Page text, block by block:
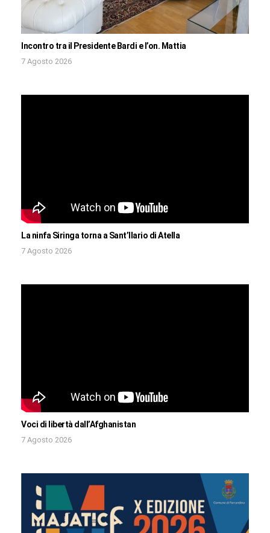
Incontro tra il Presidente Bardi e l’on. Mattia
7 Agosto 2026
La ninfa Siringa torna a Sant’Ilario di Atella
7 Agosto 2026
Voci di libertà dall’Afghanistan
7 Agosto 2026